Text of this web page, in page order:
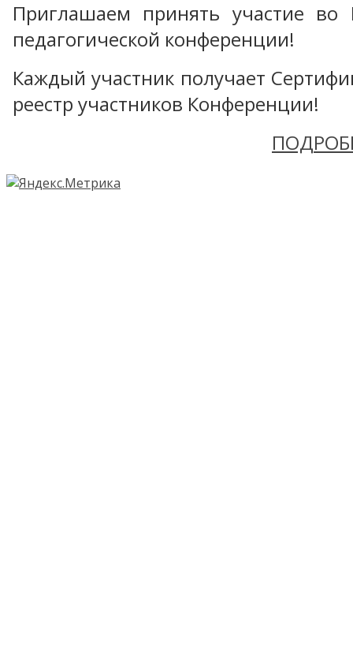
Приглашаем принять участие во
педагогической конференции!
Каждый участник получает
реестр участников Конференции!